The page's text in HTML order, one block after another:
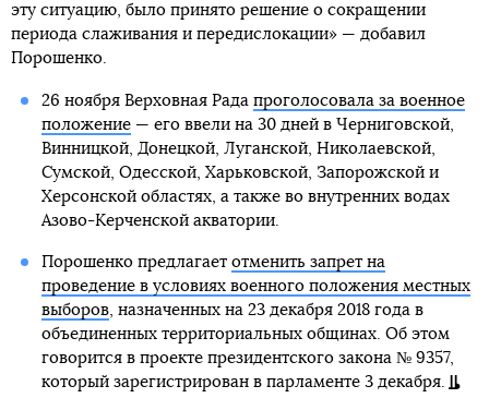
эту ситуацию, было принято решение о сокращении
периода слаживания и передислокации» — добавил
Порошенко.
26 ноября Верховная Рада проголосовала за военное
положение— его ввели на 30 дней в Черниговской,
Винницкой, Донецкой, Луганской, Николаевской,
Сумской, Одесской, Харьковской, Запорожской и
Херсонской областях, а также во внутренних водах
Азово-Керченской акватории.
Порошенко предлагает отменить запрет на
проведение в условиях военного положения местных
выборов, назначенных на 23 декабря 2018 года в
объединенных территориальных общинах. Об этом
говорится в проекте президентского закона № 9357,
который зарегистрирован в парламенте 3 декабря.